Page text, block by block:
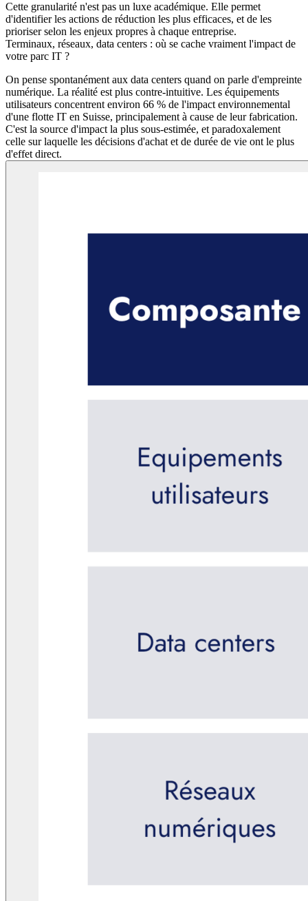
Cette granularité n'est pas un luxe académique. Elle permet
d'identifier les actions de réduction les plus efficaces, et de les
prioriser selon les enjeux propres à chaque entreprise.
Terminaux, réseaux, data centers : où se cache vraiment l'impact de
votre parc IT ?
On pense spontanément aux data centers quand on parle d'empreinte
numérique. La réalité est plus contre-intuitive. Les équipements
utilisateurs concentrent environ 66 % de l'impact environnemental
d'une flotte IT en Suisse, principalement à cause de leur fabrication.
C'est la source d'impact la plus sous-estimée, et paradoxalement
celle sur laquelle les décisions d'achat et de durée de vie ont le plus
d'effet direct.